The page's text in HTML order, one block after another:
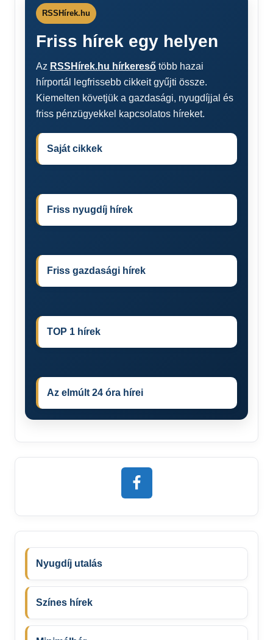
RSSHírek.hu
Friss hírek egy helyen
Az RSSHírek.hu hírkereső több hazai
hírportál legfrissebb cikkeit gyűjti össze.
Kiemelten követjük a gazdasági, nyugdíjjal és
friss pénzügyekkel kapcsolatos híreket.
Saját cikkek
Friss nyugdíj hírek
Friss gazdasági hírek
TOP 1 hírek
Az elmúlt 24 óra hírei
Nyugdíj utalás
Színes hírek